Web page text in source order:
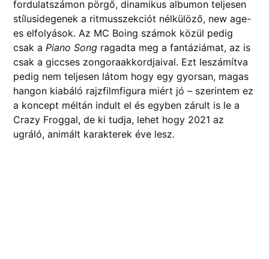
fordulatszámon pörgő, dinamikus albumon teljesen
stílusidegenek a ritmusszekciót nélkülöző, new age-
es elfolyások. Az MC Boing számok közül pedig
csak a Piano Song ragadta meg a fantáziámat, az is
csak a giccses zongoraakkordjaival. Ezt leszámítva
pedig nem teljesen látom hogy egy gyorsan, magas
hangon kiabáló rajzfilmfigura miért jó – szerintem ez
a koncept méltán indult el és egyben zárult is le a
Crazy Froggal, de ki tudja, lehet hogy 2021 az
ugráló, animált karakterek éve lesz.